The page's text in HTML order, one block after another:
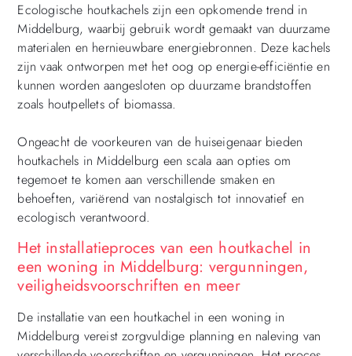
Ecologische houtkachels zijn een opkomende trend in
Middelburg, waarbij gebruik wordt gemaakt van duurzame
materialen en hernieuwbare energiebronnen. Deze kachels
zijn vaak ontworpen met het oog op energie-efficiëntie en
kunnen worden aangesloten op duurzame brandstoffen
zoals houtpellets of biomassa.
Ongeacht de voorkeuren van de huiseigenaar bieden
houtkachels in Middelburg een scala aan opties om
tegemoet te komen aan verschillende smaken en
behoeften, variërend van nostalgisch tot innovatief en
ecologisch verantwoord.
Het installatieproces van een houtkachel in
een woning in Middelburg: vergunningen,
veiligheidsvoorschriften en meer
De installatie van een houtkachel in een woning in
Middelburg vereist zorgvuldige planning en naleving van